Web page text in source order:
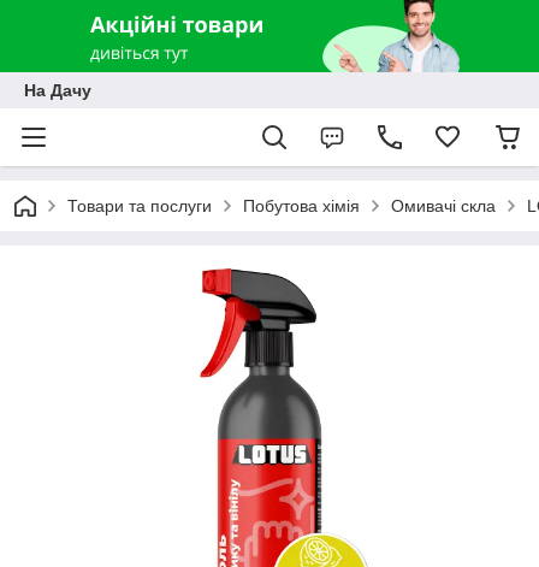
На Дачу
Товари та послуги Побутова хімія Омивачі скла